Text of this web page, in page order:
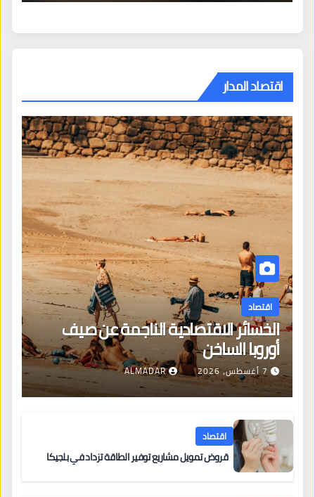
اقتصاد المدار
اقتصاد
الخسائر الاقتصادية الناجمة عن صيف
أوروبا الساخن
7 أغسطس، 2026 ALMADAR
اقتصاد
قروض تمويل مشاريع توفير الطاقة تزداد في بلجيكا